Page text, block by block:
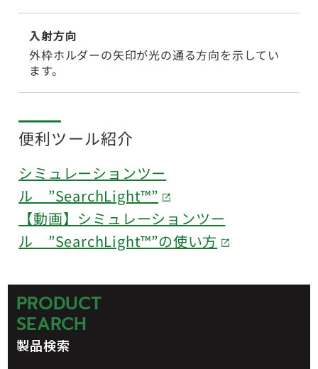
入射方向
外枠ホルダーの矢印が光の通る方向を示してい
ます。
便利ツール紹介
シミュレーションツー
ル ”SearchLight™”
【動画】シミュレーションツー
ル ”SearchLight™”の使い方
PRODUCT
SEARCH
製品検索